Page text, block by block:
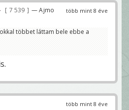
több mint 8 éve
7 539
— Ajmo
többet láttam bele ebbe a
több mint 8 éve